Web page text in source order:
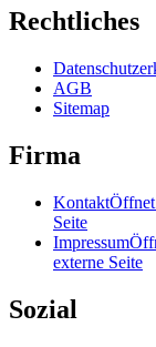
Rechtliches
AGB
Sitemap
Firma
Kontakt
Seite
Impressum
externe Seite
Sozial